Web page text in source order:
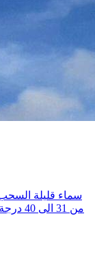
سماء قليلة
من 31